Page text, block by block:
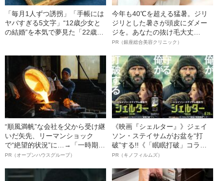
「毎月1人ずつ誘拐」「手帳には
ヤバすぎる5文字」“12歳少女と
の結婚”を本気で夢見た「22歳男
今年も40℃を超える猛暑。ジリ
ジリとした暑さが頭皮にダメー
ジを。あなたの抜け毛大丈
夫！？
PR（銀座総合美容クリニック）
“順風満帆”な会社を父から受け継
いだ矢先、リーマンショック
で“絶望的状況”に…→「一時期は
納品3年待ち」のヒット商品を生
明かす、“逆転の戦術”
PR（オープンハウスグループ）
《映画『シェルター』》ジェイ
ソン・ステイサムがお盆を“打
破”する!!《「眠眠打破」コラ
ボ》
PR（キノフィルムズ）